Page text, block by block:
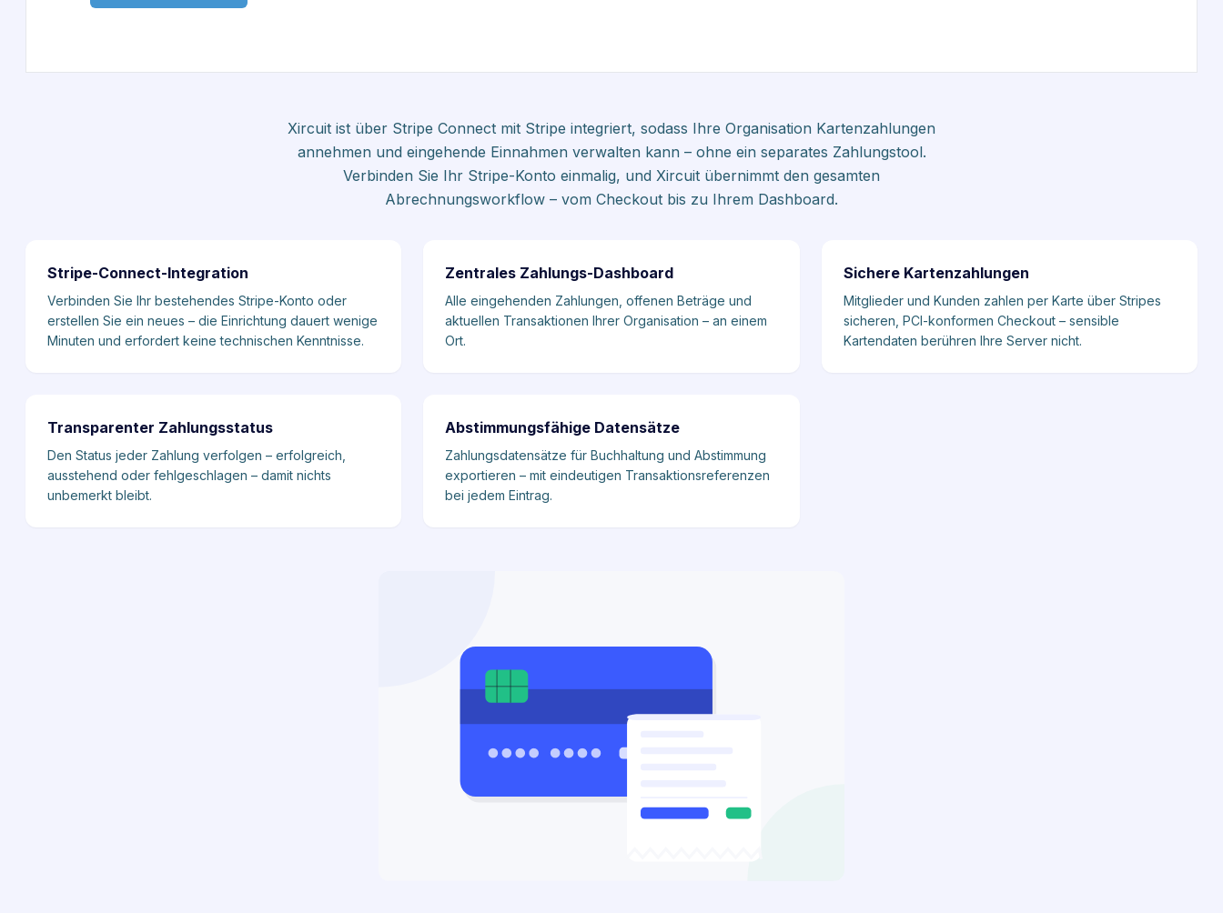
Xircuit ist über Stripe Connect mit Stripe integriert, sodass Ihre Organisation Kartenzahlungen
annehmen und eingehende Einnahmen verwalten kann – ohne ein separates Zahlungstool.
Verbinden Sie Ihr Stripe-Konto einmalig, und Xircuit übernimmt den gesamten
Abrechnungsworkflow – vom Checkout bis zu Ihrem Dashboard.
Stripe-Connect-Integration
Verbinden Sie Ihr bestehendes Stripe-Konto oder
erstellen Sie ein neues – die Einrichtung dauert wenige
Minuten und erfordert keine technischen Kenntnisse.
Zentrales Zahlungs-Dashboard
Alle eingehenden Zahlungen, offenen Beträge und
aktuellen Transaktionen Ihrer Organisation – an einem
Ort.
Sichere Kartenzahlungen
Mitglieder und Kunden zahlen per Karte über Stripes
sicheren, PCI-konformen Checkout – sensible
Kartendaten berühren Ihre Server nicht.
Transparenter Zahlungsstatus
Den Status jeder Zahlung verfolgen – erfolgreich,
ausstehend oder fehlgeschlagen – damit nichts
unbemerkt bleibt.
Abstimmungsfähige Datensätze
Zahlungsdatensätze für Buchhaltung und Abstimmung
exportieren – mit eindeutigen Transaktionsreferenzen
bei jedem Eintrag.